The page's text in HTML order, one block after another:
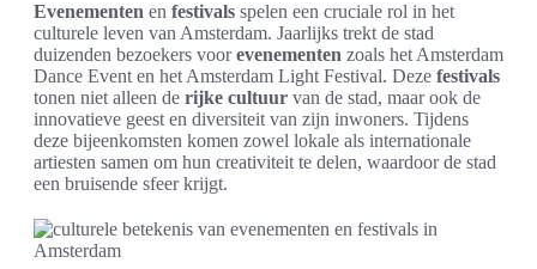
Evenementen en festivals spelen een cruciale rol in het
culturele leven van Amsterdam. Jaarlijks trekt de stad
duizenden bezoekers voorevenementen zoals het Amsterdam
Dance Event en het Amsterdam Light Festival. Deze festivals
tonen niet alleen de rijke cultuur van de stad, maar ook de
innovatieve geest en diversiteit van zijn inwoners. Tijdens
deze bijeenkomsten komen zowel lokale als internationale
artiesten samen om hun creativiteit te delen, waardoor de stad
een bruisende sfeer krijgt.